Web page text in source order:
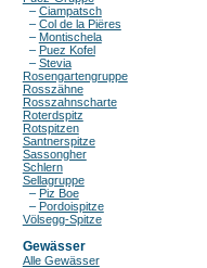
– Ciampatsch
– Col de la Piëres
– Montischela
– Puez Kofel
– Stevia
Rosengartengruppe
Rosszähne
Rosszahnscharte
Roterdspitz
Rotspitzen
Santnerspitze
Sassongher
Schlern
Sellagruppe
– Piz Boe
– Pordoispitze
Völsegg-Spitze
Gewässer
Alle Gewässer